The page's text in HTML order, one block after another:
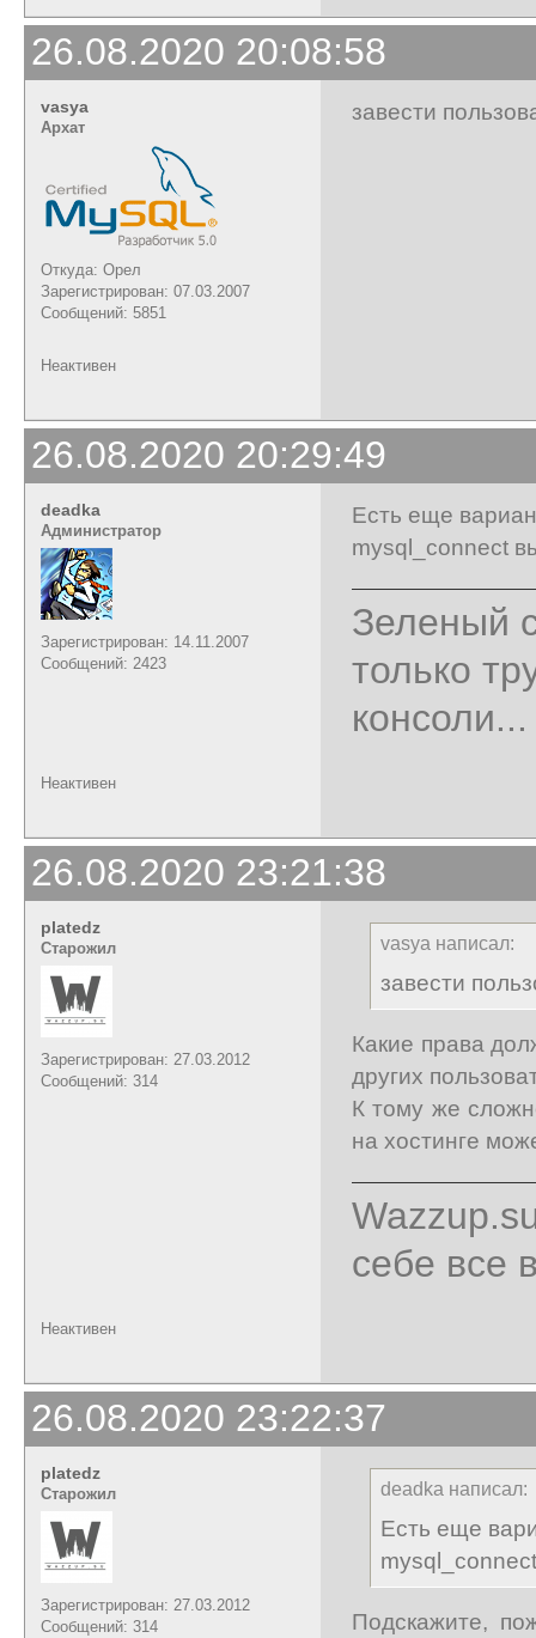
26.08.2020 20:08:58
vasya
Архат
Откуда: Орел
Зарегистрирован: 07.03.2007
Сообщений: 5851
завести
Неактивен
26.08.2020 20:29:49
deadka
Администратор
Зарегистрирован: 14.11.2007
Сообщений: 2423
Есть еще
mysql_connect
Зеленый
только
консоли...
Неактивен
26.08.2020 23:21:38
platedz
Старожил
Зарегистрирован: 27.03.2012
Сообщений: 314
vasya написал:
завести
Какие права
других
К тому же
на хостинге
себе все
Неактивен
26.08.2020 23:22:37
platedz
Старожил
Зарегистрирован: 27.03.2012
Сообщений: 314
deadka написал:
Есть еще
Подскажите,